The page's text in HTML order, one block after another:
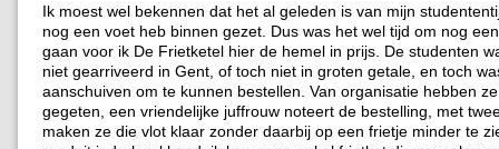
Ik moest wel bekennen dat het al geleden is van mijn
nog een voet heb binnen gezet. Dus was het wel tijd om nog
gaan voor ik De Frietketel hier de hemel in prijs. De studenten
niet gearriveerd in Gent, of toch niet in groten getale, en toch
aanschuiven om te kunnen bestellen. Van organisatie hebben
gegeten, een vriendelijke juffrouw noteert de bestelling, met
maken ze die vlot klaar zonder daarbij op een frietje minder te